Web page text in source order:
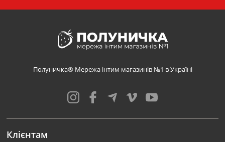
Полуничка® Мережа інтим магазинів №1 в Україні
Клієнтам